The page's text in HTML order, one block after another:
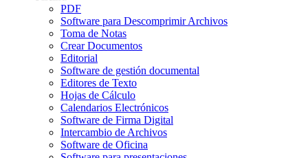
PDF
Software para Descomprimir Archivos
Toma de Notas
Crear Documentos
Editorial
Software de gestión documental
Editores de Texto
Hojas de Cálculo
Calendarios Electrónicos
Software de Firma Digital
Intercambio de Archivos
Software de Oficina